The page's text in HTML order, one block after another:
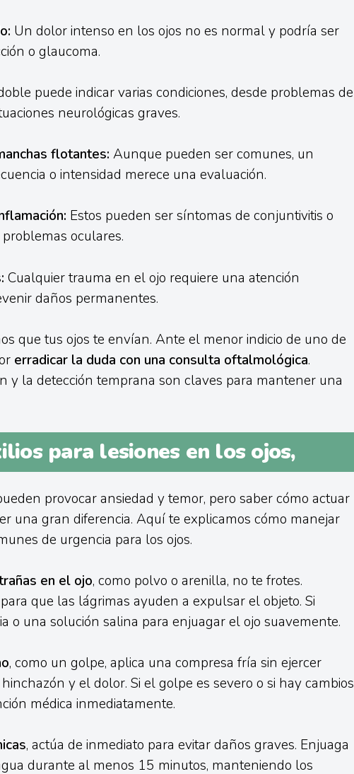
Un dolor intenso en los ojos no es normal y podría ser
o glaucoma.
puede indicar varias condiciones, desde problemas de
neurológicas graves.
flotantes: Aunque pueden ser comunes, un
o intensidad merece una evaluación.
Estos pueden ser síntomas de conjuntivitis o
oculares.
Cualquier trauma en el ojo requiere una atención
daños permanentes.
que tus ojos te envían. Ante el menor indicio de uno de
erradicar la duda con una consulta oftalmológica.
y la detección temprana son claves para mantener una
para lesiones en los ojos,
provocar ansiedad y temor, pero saber cómo actuar
una gran diferencia. Aquí te explicamos cómo manejar
de urgencia para los ojos.
en el ojo, como polvo o arenilla, no te frotes.
que las lágrimas ayuden a expulsar el objeto. Si
o una solución salina para enjuagar el ojo suavemente.
, como un golpe, aplica una compresa fría sin ejercer
y el dolor. Si el golpe es severo o si hay cambios
médica inmediatamente.
, actúa de inmediato para evitar daños graves. Enjuaga
durante al menos 15 minutos, manteniendo los